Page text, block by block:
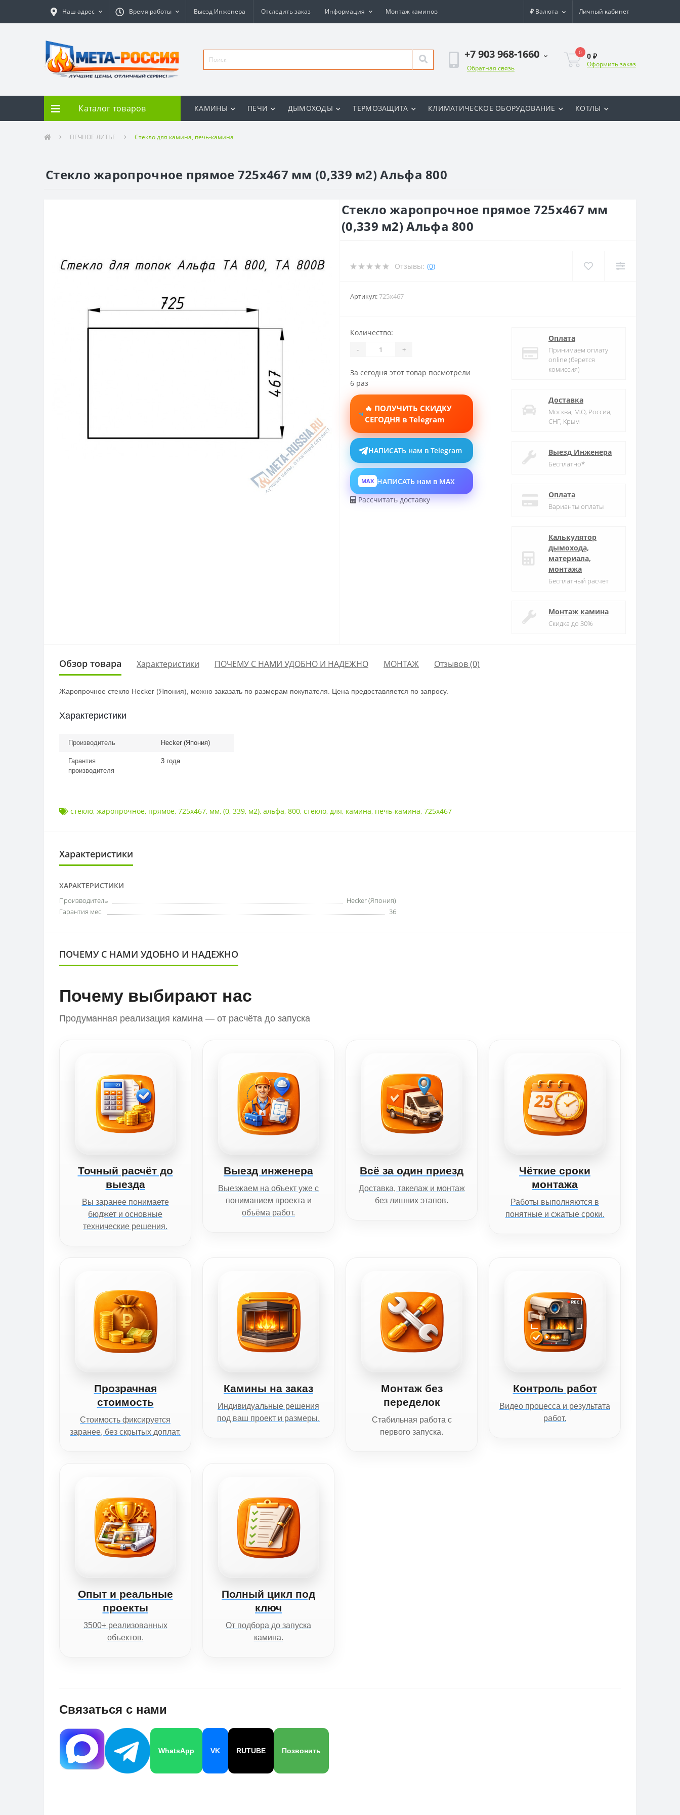
Наш адрес Время работы Выезд Инженера Отследить заказ Информация Монтаж каминов ₽ Валюта Личный кабинет
+7 903 968-1660
Обратная связь
0 0 ₽
Оформить заказ
Каталог товаров КАМИНЫ ПЕЧИ ДЫМОХОДЫ ТЕРМОЗАЩИТА КЛИМАТИЧЕСКОЕ ОБОРУДОВАНИЕ КОТЛЫ
ПЕЧНОЕ ЛИТЬЕ Стекло для камина, печь-камина
Стекло жаропрочное прямое 725x467 мм (0,339 м2) Альфа 800
Стекло жаропрочное прямое 725x467 мм
(0,339 м2) Альфа 800
Отзывы: (0)
Артикул:725x467
Количество:
- +
За сегодня этот товар посмотрели
6 раз
🔥 ПОЛУЧИТЬ СКИДКУ
СЕГОДНЯ в Telegram
НАПИСАТЬ нам в Telegram
MAX НАПИСАТЬ нам в MAX
Рассчитать доставку
Оплата
Принимаем оплату
online (берется
комиссия)
Доставка
Москва, М.О, Россия,
СНГ, Крым
Выезд Инженера
Бесплатно*
Оплата
Варианты оплаты
Калькулятор
дымохода,
материала,
монтажа
Бесплатный расчет
Монтаж камина
Скидка до 30%
Обзор товара Характеристики ПОЧЕМУ С НАМИ УДОБНО И НАДЕЖНО МОНТАЖ Отзывов (0)
Жаропрочное стекло Hecker (Япония), можно заказать по размерам покупателя. Цена предоставляется по запросу.
Характеристики
Производитель Hecker (Япония)
Гарантия
производителя
3 года
стекло, жаропрочное, прямое, 725x467, мм, (0, 339, м2), альфа, 800, стекло, для, камина, печь-камина, 725x467
Характеристики
ХАРАКТЕРИСТИКИ
Производитель
Hecker (Япония)
Гарантия мес.
36
ПОЧЕМУ С НАМИ УДОБНО И НАДЕЖНО
Почему выбирают нас
Продуманная реализация камина — от расчёта до запуска
Точный расчёт до
выезда
Вы заранее понимаете
бюджет и основные
технические решения.
Выезд инженера
Выезжаем на объект уже с
пониманием проекта и
объёма работ.
Всё за один приезд
Доставка, такелаж и монтаж
без лишних этапов.
Чёткие сроки
монтажа
Работы выполняются в
понятные и сжатые сроки.
Прозрачная
стоимость
Стоимость фиксируется
заранее, без скрытых доплат.
Камины на заказ
Индивидуальные решения
под ваш проект и размеры.
Монтаж без
переделок
Стабильная работа с
первого запуска.
Контроль работ
Видео процесса и результата
работ.
Опыт и реальные
проекты
3500+ реализованных
объектов.
Полный цикл под
ключ
От подбора до запуска
камина.
Связаться с нами
WhatsApp VK RUTUBE Позвонить